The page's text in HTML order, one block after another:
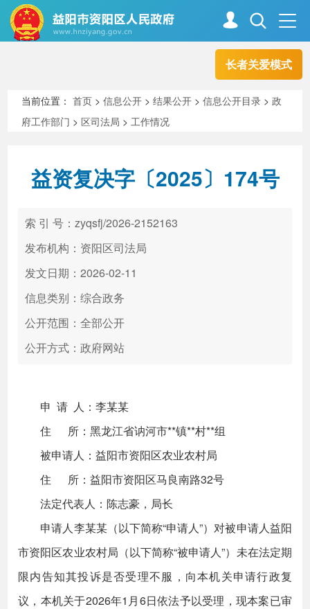
长者关爱模式
走进资阳
新闻中心 解读回应
政务服务
高效办成一件事
当前位置：首页 >信息公开 >结果公开 >信息公开目录 >政
府工作部门 > 区司法局 >工作情况
益资复决字〔2025〕174号
索 引 号：zyqsfj/2026-2152163
发布机构：资阳区司法局
发文日期：2026-02-11
信息类别：综合政务
公开范围：全部公开
公开方式：政府网站
申 请 人：李某某
住 所：黑龙江省讷河市**镇**村**组
被申请人：益阳市资阳区农业农村局
住 所：益阳市资阳区马良南路32号
法定代表人：陈志豪，局长
申请人李某某（以下简称“申请人”）对被申请人益阳
市资阳区农业农村局（以下简称“被申请人”）未在法定期
限内告知其投诉是否受理不服，向本机关申请行政复
议，本机关于2026年1月6日依法予以受理，现本案已审